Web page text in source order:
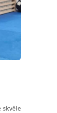
skvěle